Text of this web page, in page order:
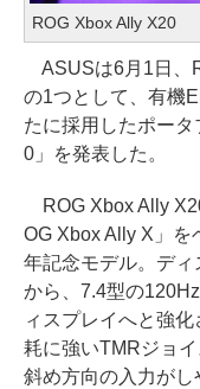
ROG Xbox Ally X20
ASUSは6月1日、
の1つとして、有機
たに採用したポー
0」を発表した。
ROG Xbox Ally
OG Xbox Ally X」を
年記念モデル。デ
から、7.4型の
ィスプレイへと強
耗に強いTMRジョ
斜め方向の入力がし